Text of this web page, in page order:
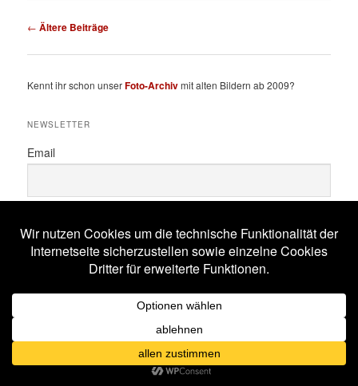
Beitragsnavigation
← Ältere Beiträge
Kennt ihr schon unserFoto-Archivmit alten Bildern ab 2009?
NEWSLETTER
Email
SCHLAGWÖRTER
All Will KnowAmphi Festival
Blutengel CoppeliusCorona Corvus Corax
Eisbrecher Ensiferum Faun Feuerschwanz